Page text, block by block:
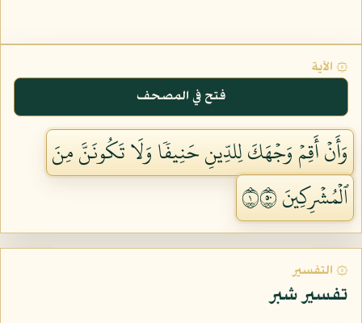
۞ الآية
فتح في المصحف
وَأَنۡ أَقِمۡ وَجۡهَكَ لِلدِّينِ حَنِيفٗا وَلَا تَكُونَنَّ مِنَ
ٱلۡمُشۡرِكِينَ ١٠٥
۞ التفسير
تفسير شبر